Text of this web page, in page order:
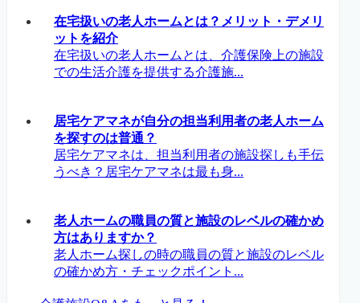
在宅扱いの老人ホームとは？メリット・デメリ
ットを紹介
在宅扱いの老人ホームとは、介護保険上の施設
での生活介護を提供する介護施...
居宅ケアマネが自分の担当利用者の老人ホーム
を探すのは普通？
居宅ケアマネは、担当利用者の施設探しも手伝
うべき？居宅ケアマネは最も身...
老人ホームの職員の質と施設のレベルの確かめ
方はありますか？
老人ホーム探しの時の職員の質と施設のレベル
の確かめ方・チェックポイント...